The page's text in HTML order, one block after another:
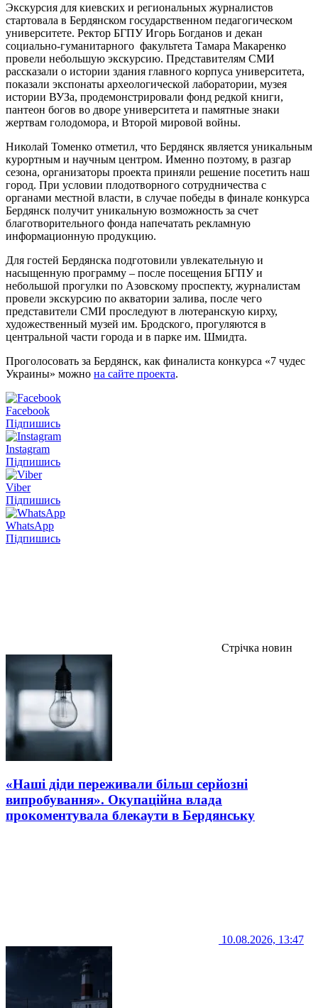
Экскурсия для киевских и региональных журналистов
стартовала в Бердянском государственном педагогическом
университете. Ректор БГПУ Игорь Богданов и декан
социально-гуманитарного факультета Тамара Макаренко
провели небольшую экскурсию. Представителям СМИ
рассказали о истории здания главного корпуса университета,
показали экспонаты археологической лаборатории, музея
истории ВУЗа, продемонстрировали фонд редкой книги,
пантеон богов во дворе университета и памятные знаки
жертвам голодомора, и Второй мировой войны.
Николай Томенко отметил, что Бердянск является уникальным
курортным и научным центром. Именно поэтому, в разгар
сезона, организаторы проекта приняли решение посетить наш
город. При условии плодотворного сотрудничества с
органами местной власти, в случае победы в финале конкурса
Бердянск получит уникальную возможность за счет
благотворительного фонда напечатать рекламную
информационную продукцию.
Для гостей Бердянска подготовили увлекательную и
насыщенную программу – после посещения БГПУ и
небольшой прогулки по Азовскому проспекту, журналистам
провели экскурсию по акватории залива, после чего
представители СМИ проследуют в лютеранскую кирху,
художественный музей им. Бродского, прогуляются в
центральной части города и в парке им. Шмидта.
Проголосовать за Бердянск, как финалиста конкурса «7 чудес
Украины» можно на сайте проекта.
Facebook
Підпишись
Instagram
Підпишись
Viber
Підпишись
WhatsApp
Підпишись
Стрічка новин
«Наші діди переживали більш серйозні
випробування». Окупаційна влада
прокоментувала блекаути в Бердянську
10.08.2026, 13:47